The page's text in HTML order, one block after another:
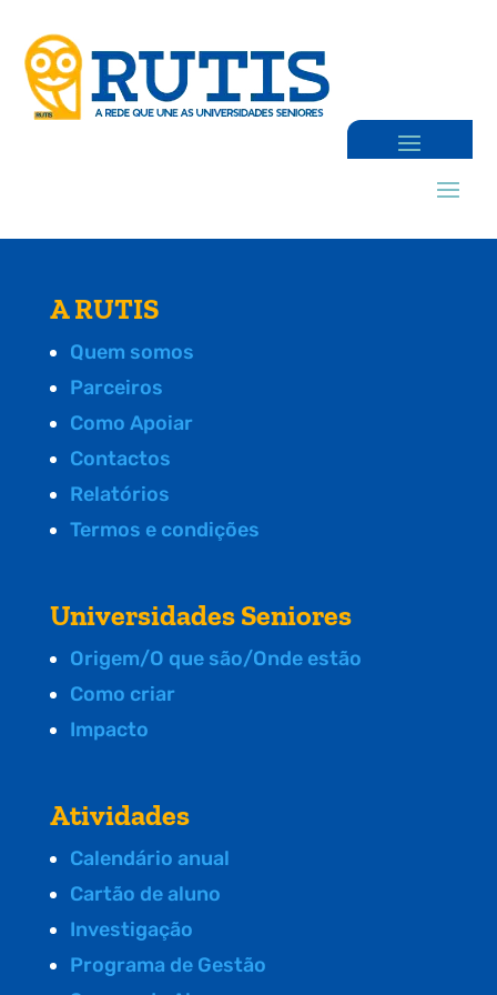
A RUTIS
Quem somos
Parceiros
Como Apoiar
Contactos
Relatórios
Termos e condições
Universidades Seniores
Origem/O que são/Onde estão
Como criar
Impacto
Atividades
Calendário anual
Cartão de aluno
Investigação
Programa de Gestão